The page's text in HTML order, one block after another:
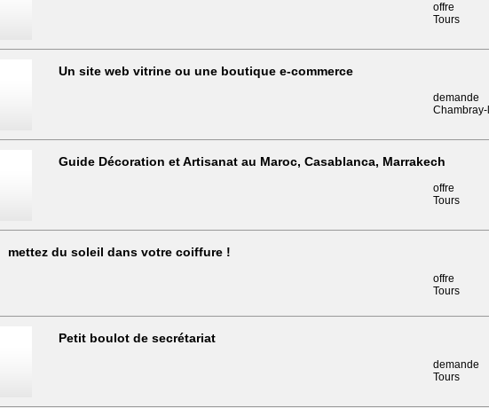
offre
Tours
Un site web vitrine ou une boutique e-commerce
demande
Guide Décoration et Artisanat au Maroc, Casablanca, Marrakech
offre
Tours
mettez du soleil dans votre coiffure !
offre
Tours
Petit boulot de secrétariat
demande
Tours